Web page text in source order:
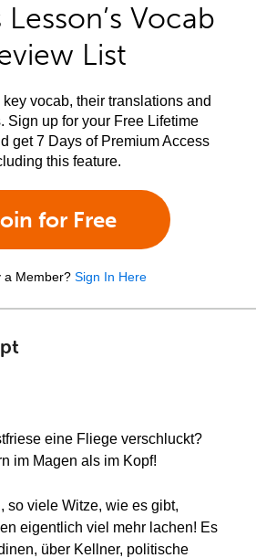
Vocab
List
key vocab, their translations and
Sign up for your Free Lifetime
get 7 Days of Premium Access
this feature.
for Free
a Member? Sign In Here
eine Fliege verschluckt?
im Magen als im Kopf!
so viele Witze, wie es gibt,
eigentlich viel mehr lachen! Es
über Kellner, politische